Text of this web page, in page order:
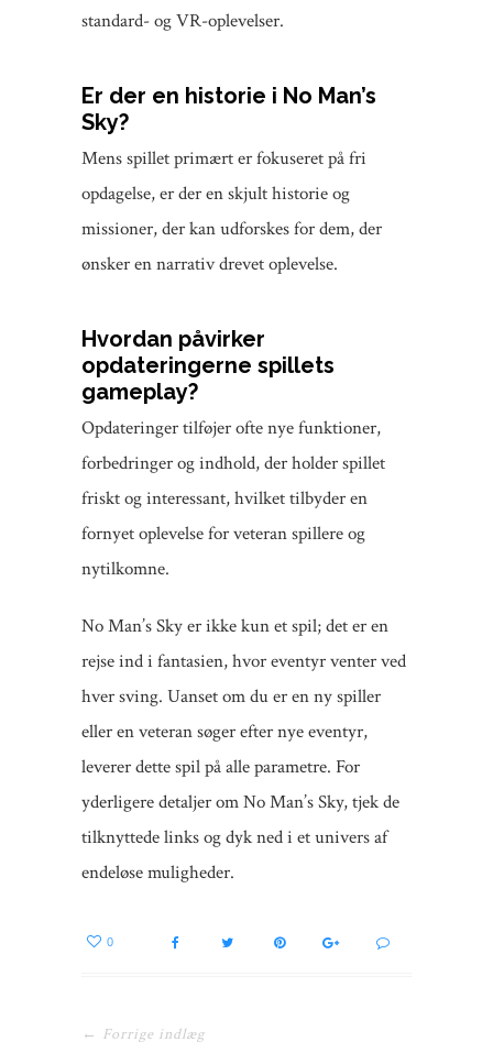
standard- og VR-oplevelser.
Er der en historie i No Man’s
Sky?
Mens spillet primært er fokuseret på fri
opdagelse, er der en skjult historie og
missioner, der kan udforskes for dem, der
ønsker en narrativ drevet oplevelse.
Hvordan påvirker
opdateringerne spillets
gameplay?
Opdateringer tilføjer ofte nye funktioner,
forbedringer og indhold, der holder spillet
friskt og interessant, hvilket tilbyder en
fornyet oplevelse for veteran spillere og
nytilkomne.
No Man’s Sky er ikke kun et spil; det er en
rejse ind i fantasien, hvor eventyr venter ved
hver sving. Uanset om du er en ny spiller
eller en veteran søger efter nye eventyr,
leverer dette spil på alle parametre. For
yderligere detaljer om No Man’s Sky, tjek de
tilknyttede links og dyk ned i et univers af
endeløse muligheder.
0
← Forrige indlæg